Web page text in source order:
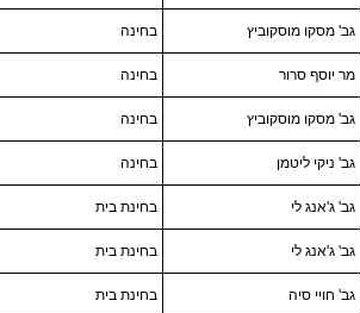
גב' מסקו מוסקוביץ בחינה
מר יוסף סרור בחינה
גב' מסקו מוסקוביץ בחינה
גב' ניקי ליטמן בחינה
גב' ג'אנג לי בחינת בית
גב' ג'אנג לי בחינת בית
גב' חויי סיה בחינת בית